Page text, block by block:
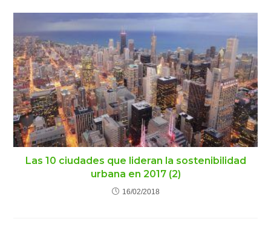
Las 10 ciudades que lideran la sostenibilidad
urbana en 2017 (2)
16/02/2018